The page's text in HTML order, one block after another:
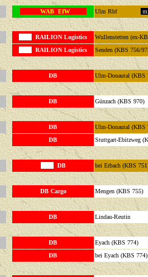
WAB EfW Ulm Rbf
RAILION Logistics
RAILION Logistics
Senden (KBS 756/
DB Ulm-Donautal (KBS
DB Günzach (KBS
DB
Ulm-Donautal
DB
Stuttgart-Ebitzweg
DB bei Erbach (KBS
DB Cargo Mengen (KBS 755)
DB Lindau-Reutin
DB
Eyach (KBS
DB
bei Eyach (KBS